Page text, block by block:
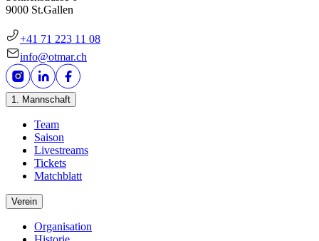
9000 St.Gallen
+41 71 223 11 08
info@otmar.ch
1. Mannschaft
Team
Saison
Livestreams
Tickets
Matchblatt
Verein
Organisation